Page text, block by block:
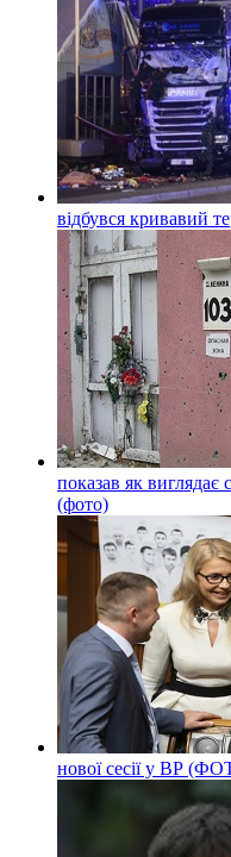
відбувся кривавий
показав як виглядає
(фото)
нової сесії у ВР